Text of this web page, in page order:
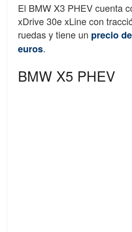
El BMW X3 PHEV cuenta
xDrive 30e xLine con
ruedas y tiene un precio
euros.
BMW X5 PHEV